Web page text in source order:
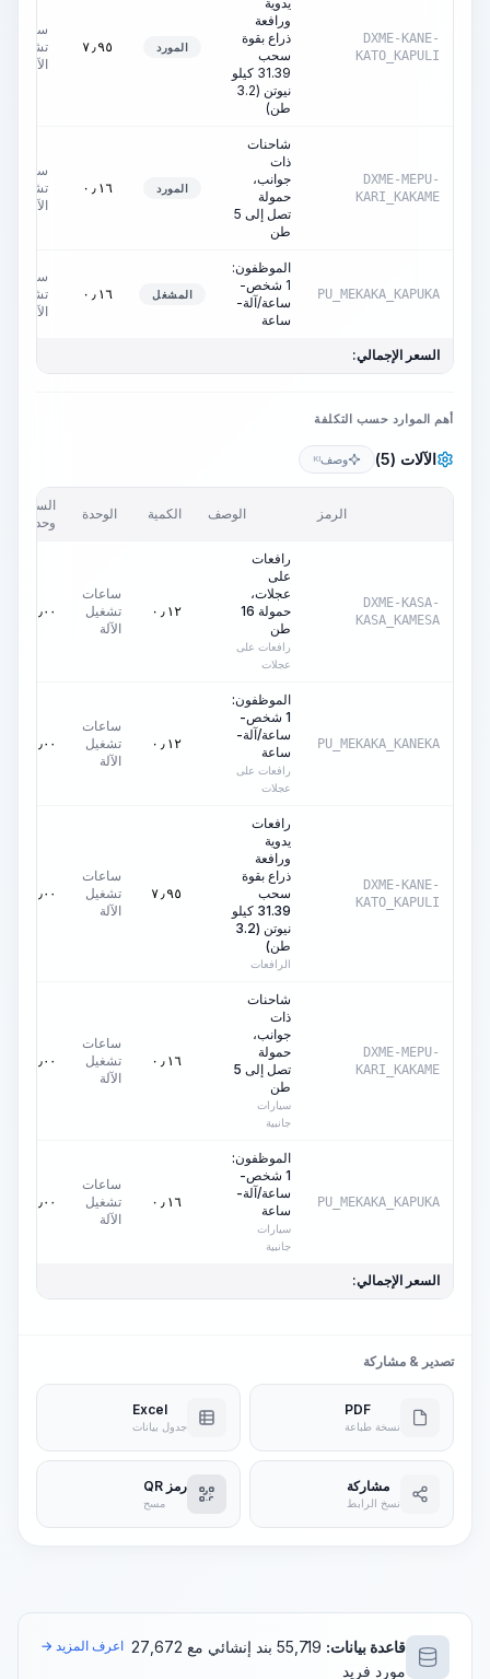
DXME-KANE-
KATO_KAPULI
ورافعة
ذراع بقوة
سحب
31.39 كيلو
نيوتن (3.2
طن)
المورد ٧٫٩٥
ساعات
تشغيل
الآلة
DXME-MEPU-
KARI_KAKAME
شاحنات
ذات
جوانب،
حمولة
تصل إلى 5
طن
المورد ٠٫١٦
ساعات
تشغيل
الآلة
PU_MEKAKA_KAPUKA
الموظفون:
1 شخص-
ساعة/آلة-
ساعة
المشغل ٠٫١٦
ساعات
تشغيل
الآلة
السعر الإجمالي:
أهم الموارد حسب التكلفة
الآلات (5) وصفKI
الرمز الوصف الكمية الوحدة
السعر/
وحدة
DXME-KASA-
KASA_KAMESA
رافعات
على
عجلات،
حمولة 16
طن
رافعات على
عجلات
٠٫١٢
ساعات
تشغيل
الآلة
٠٫٠٠
PU_MEKAKA_KANEKA
الموظفون:
1 شخص-
ساعة/آلة-
ساعة
رافعات على
عجلات
٠٫١٢
ساعات
تشغيل
الآلة
٠٫٠٠
DXME-KANE-
KATO_KAPULI
رافعات
يدوية
ورافعة
ذراع بقوة
سحب
31.39 كيلو
نيوتن (3.2
طن)
الرافعات
٧٫٩٥
ساعات
تشغيل
الآلة
٠٫٠٠
DXME-MEPU-
KARI_KAKAME
شاحنات
ذات
جوانب،
حمولة
تصل إلى 5
طن
سيارات
جانبية
٠٫١٦
ساعات
تشغيل
الآلة
٠٫٠٠
PU_MEKAKA_KAPUKA
الموظفون:
1 شخص-
ساعة/آلة-
ساعة
سيارات
جانبية
٠٫١٦
ساعات
تشغيل
الآلة
٠٫٠٠
السعر الإجمالي:
تصدير & مشاركة
PDF
نسخة طباعة
Excel
جدول بيانات
مشاركة
نسخ الرابط
رمز QR
مسح
قاعدة بيانات:
55,719 بند إنشائي مع 27,672
مورد فريد
اعرف المزيد →